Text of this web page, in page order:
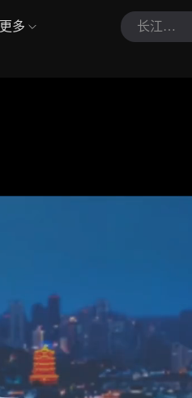
更多 长江云新闻